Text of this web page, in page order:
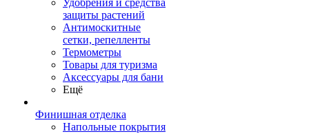
Удобрения и средства
защиты растений
Антимоскитные
сетки, репелленты
Термометры
Товары для туризма
Аксессуары для бани
Ещё
Финишная отделка
Напольные покрытия